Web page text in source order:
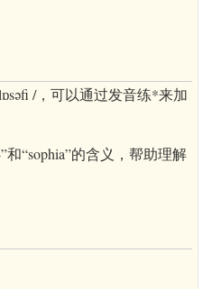
/，可以通过发音练*来加
和“sophia”的含义，帮助理解